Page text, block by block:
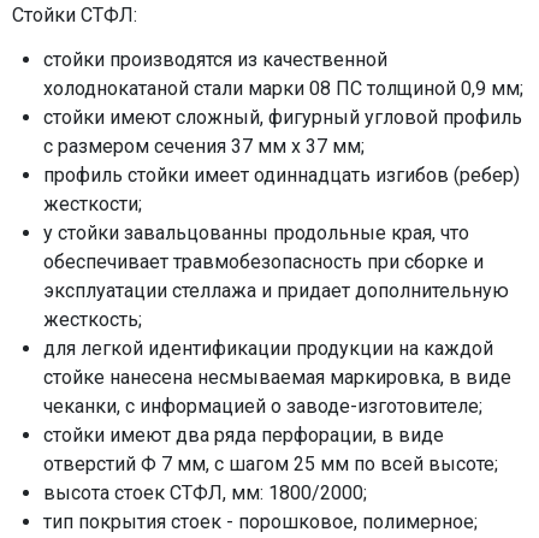
Стойки СТФЛ:
стойки производятся из качественной
холоднокатаной стали марки 08 ПС толщиной 0,9 мм;
стойки имеют сложный, фигурный угловой профиль
с размером сечения 37 мм х 37 мм;
профиль стойки имеет одиннадцать изгибов (ребер)
жесткости;
у стойки завальцованны продольные края, что
обеспечивает травмобезопасность при сборке и
эксплуатации стеллажа и придает дополнительную
жесткость;
для легкой идентификации продукции на каждой
стойке нанесена несмываемая маркировка, в виде
чеканки, с информацией о заводе-изготовителе;
стойки имеют два ряда перфорации, в виде
отверстий Ф 7 мм, с шагом 25 мм по всей высоте;
высота стоек СТФЛ, мм: 1800/2000;
тип покрытия стоек - порошковое, полимерное;